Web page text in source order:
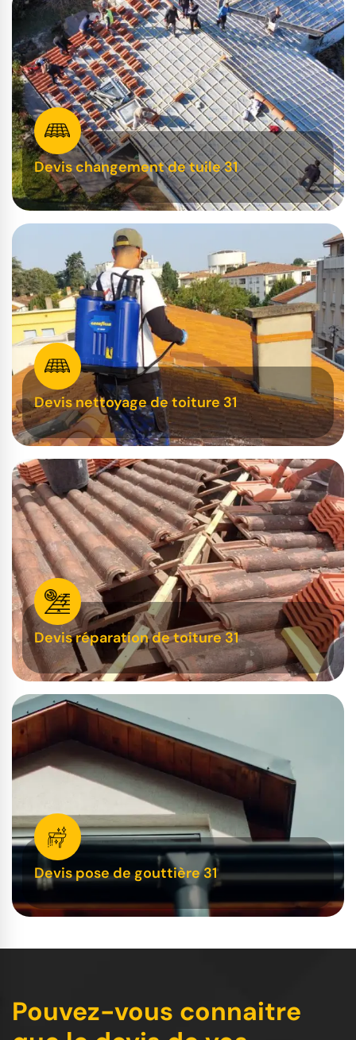
Devis changement de tuile 31
Devis nettoyage de toiture 31
Devis réparation de toiture 31
Devis pose de gouttière 31
Pouvez-vous connaitre